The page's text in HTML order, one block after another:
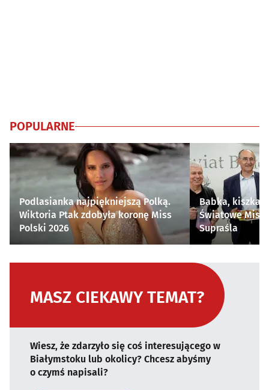
POPULARNE
Podlasianka najpiękniejszą Polką.
Wiktoria Ptak zdobyła koronę Miss
Polski 2026
Babka, kiszka i
Światowe
Supraśla
MASZ CIEKAWY TEMAT?
Wiesz, że zdarzyło się coś interesującego w
Białymstoku lub okolicy? Chcesz abyśmy
o czymś napisali?